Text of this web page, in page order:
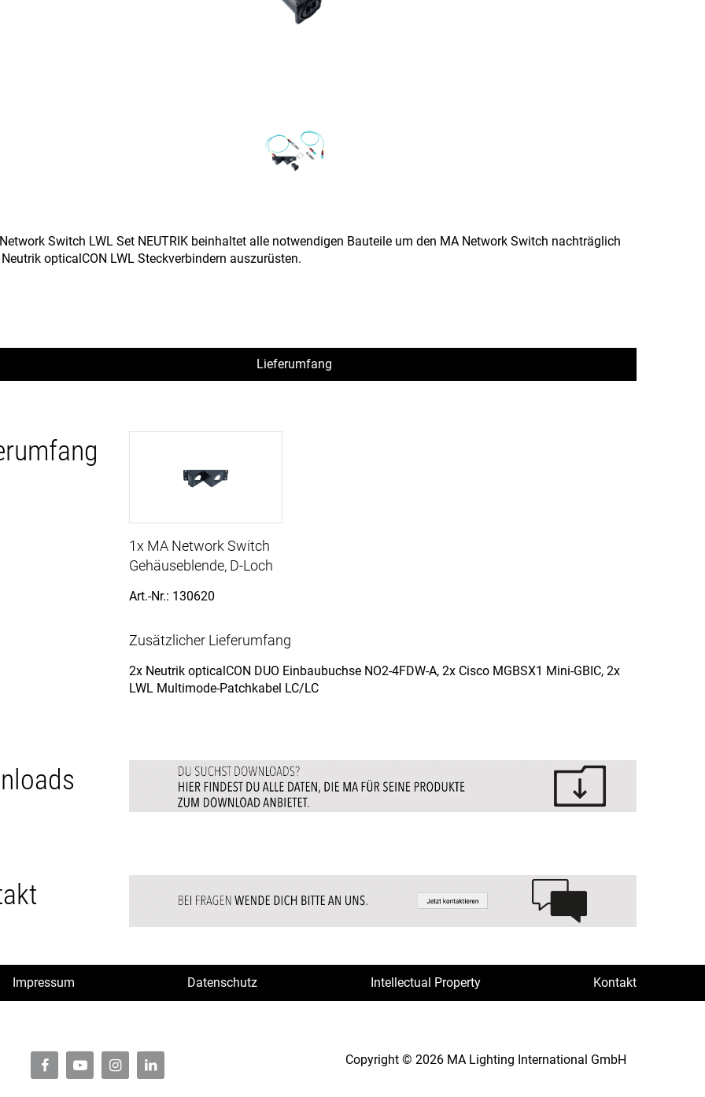
Switch LWL Set NEUTRIK beinhaltet alle notwendigen Bauteile um den MA Network Switch nachträglich
opticalCON LWL Steckverbindern auszurüsten.
Lieferumfang
1x MA Network Switch
Gehäuseblende, D-Loch
Art.-Nr.: 130620
Zusätzlicher Lieferumfang
2x Neutrik opticalCON DUO Einbaubuchse NO2-4FDW-A, 2x Cisco MGBSX1 Mini-GBIC, 2x
LWL Multimode-Patchkabel LC/LC
Impressum Datenschutz Intellectual Property Kontakt
Copyright © 2026 MA Lighting International GmbH